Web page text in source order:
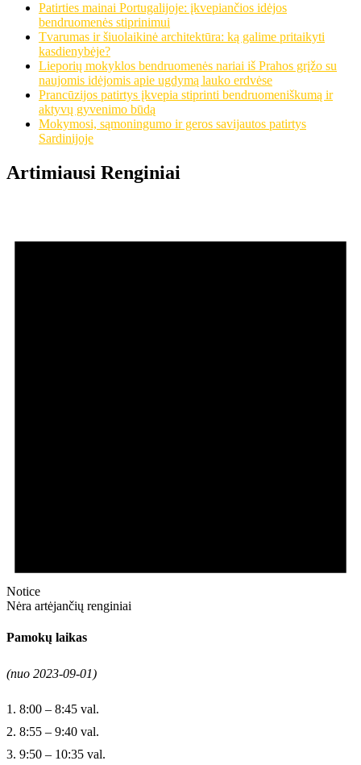
Patirties mainai Portugalijoje: įkvepiančios idėjos
bendruomenės stiprinimui
Tvarumas ir šiuolaikinė architektūra: ką galime pritaikyti
kasdienybėje?
Lieporių mokyklos bendruomenės nariai iš Prahos grįžo su
naujomis idėjomis apie ugdymą lauko erdvėse
Prancūzijos patirtys įkvepia stiprinti bendruomeniškumą ir
aktyvų gyvenimo būdą
Mokymosi, sąmoningumo ir geros savijautos patirtys
Sardinijoje
Artimiausi Renginiai
Notice
Nėra artėjančių renginiai
Pamokų laikas
(nuo 2023-09-01)
1. 8:00 – 8:45 val.
2. 8:55 – 9:40 val.
3. 9:50 – 10:35 val.